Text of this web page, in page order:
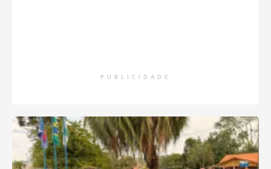
PUBLICIDADE